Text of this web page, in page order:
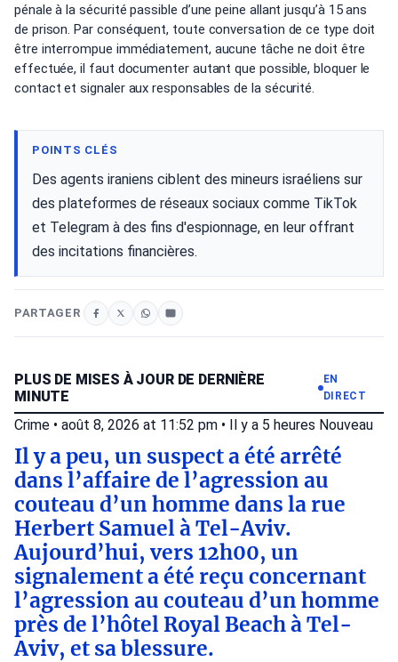
pénale à la sécurité passible d’une peine allant jusqu’à 15 ans
de prison. Par conséquent, toute conversation de ce type doit
être interrompue immédiatement, aucune tâche ne doit être
effectuée, il faut documenter autant que possible, bloquer le
contact et signaler aux responsables de la sécurité.
POINTS CLÉS
Des agents iraniens ciblent des mineurs israéliens sur
des plateformes de réseaux sociaux comme TikTok
et Telegram à des fins d'espionnage, en leur offrant
des incitations financières.
PARTAGER
PLUS DE MISES À JOUR DE DERNIÈRE
MINUTE
EN
DIRECT
Crime • août 8, 2026 at 11:52 pm • Il y a 5 heures Nouveau
Il y a peu, un suspect a été arrêté
dans l’affaire de l’agression au
couteau d’un homme dans la rue
Herbert Samuel à Tel-Aviv.
Aujourd’hui, vers 12h00, un
signalement a été reçu concernant
l’agression au couteau d’un homme
près de l’hôtel Royal Beach à Tel-
Aviv, et sa blessure.